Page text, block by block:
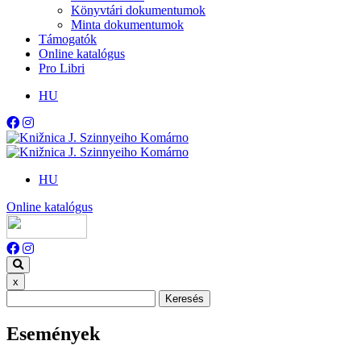
Könyvtári dokumentumok
Minta dokumentumok
Támogatók
Online katalógus
Pro Libri
HU
HU
Online katalógus
x
Keresés
Események